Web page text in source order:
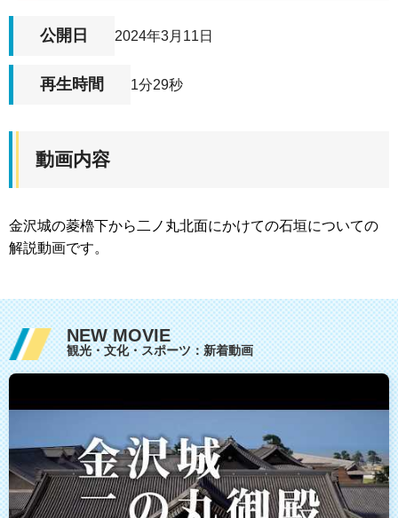
公開日 2024年3月11日
再生時間 1分29秒
動画内容
金沢城の菱櫓下から二ノ丸北面にかけての石垣についての
解説動画です。
NEW MOVIE
観光・文化・スポーツ：新着動画